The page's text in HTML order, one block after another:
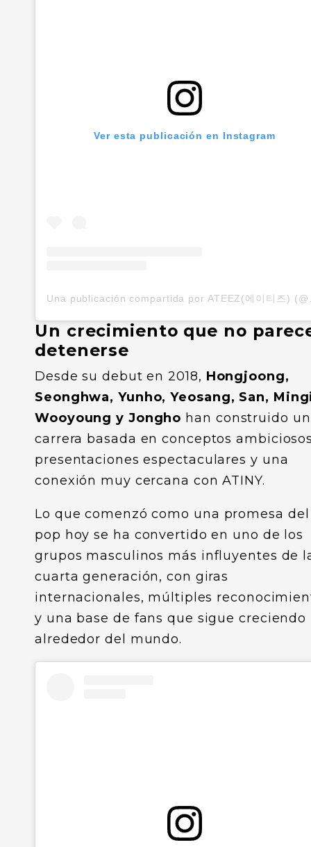
Ver esta publicación en Instagram
Una
Un crecimiento que no
detenerse
Desde su debut en 2018, Hongjoong,
Seonghwa, Yunho, Yeosang, San,
Wooyoung y Jongho han construido
carrera basada en conceptos
presentaciones espectaculares y una
conexión muy cercana con ATINY.
Lo que comenzó como una promesa
pop hoy se ha convertido en uno de los
grupos masculinos más influyentes de
cuarta generación, con giras
internacionales, múltiples
y una base de fans que sigue creciendo
alrededor del mundo.